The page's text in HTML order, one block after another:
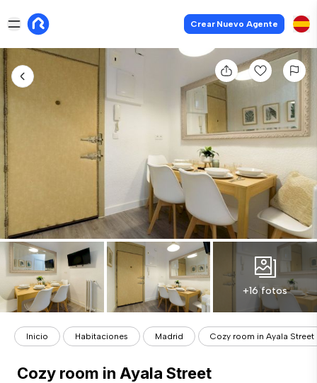
Crear Nuevo Agente
+16 fotos
Inicio Habitaciones Madrid Cozy room in Ayala Street
Cozy room in Ayala Street